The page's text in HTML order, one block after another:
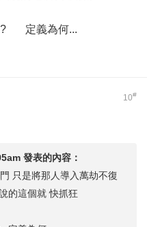
定義為何...
10#
發表的內容：
只是將那人導入萬劫不復
的這個就 快抓狂